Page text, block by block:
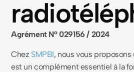
Agrément N° 029156 / 2024
Chez SMPBI, nous vous
est un complément essentiel à la